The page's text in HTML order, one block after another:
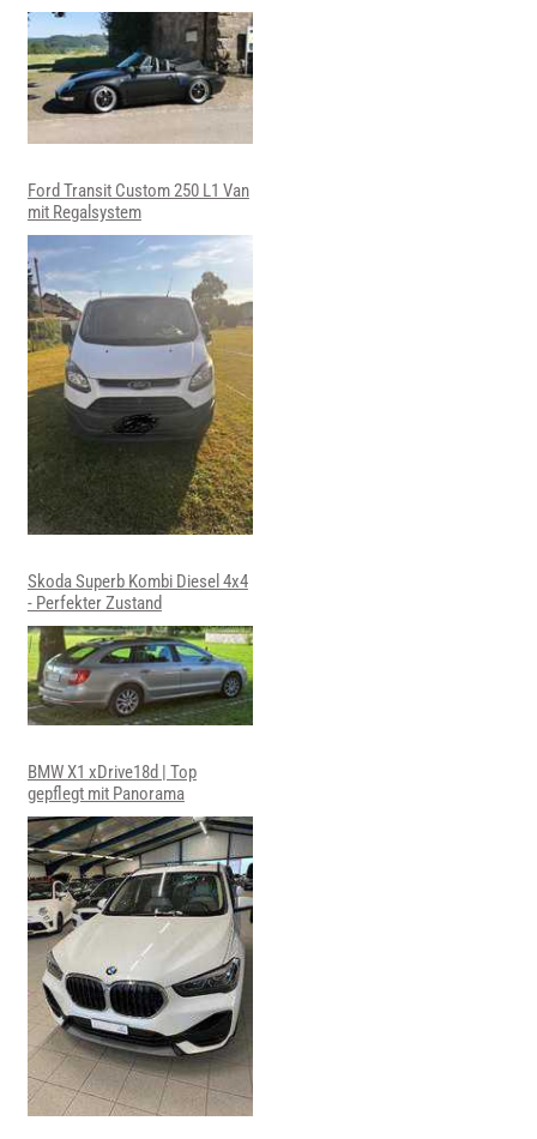
Ford Transit Custom 250 L1 Van
mit Regalsystem
Skoda Superb Kombi Diesel 4x4
- Perfekter Zustand
BMW X1 xDrive18d | Top
gepflegt mit Panorama